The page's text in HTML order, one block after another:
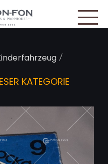
/
KATEGORIE